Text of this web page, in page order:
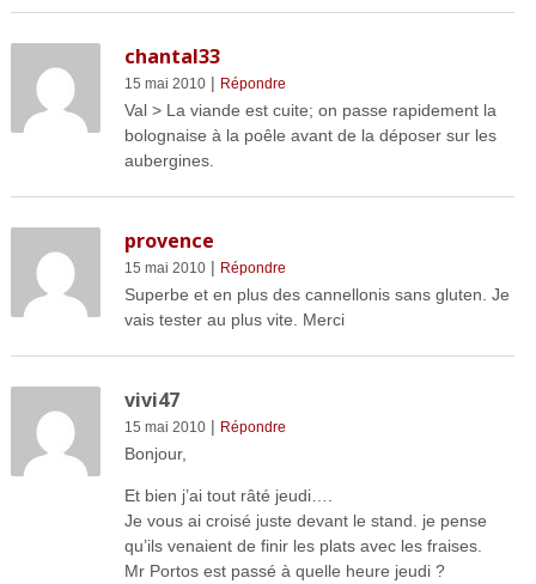
chantal33
15 mai 2010| Répondre
Val > La viande est cuite; on passe rapidement la
bolognaise à la poêle avant de la déposer sur les
aubergines.
provence
15 mai 2010| Répondre
Superbe et en plus des cannellonis sans gluten. Je
vais tester au plus vite. Merci
vivi47
15 mai 2010| Répondre
Bonjour,
Et bien j’ai tout râté jeudi….
Je vous ai croisé juste devant le stand. je pense
qu’ils venaient de finir les plats avec les fraises.
Mr Portos est passé à quelle heure jeudi ?